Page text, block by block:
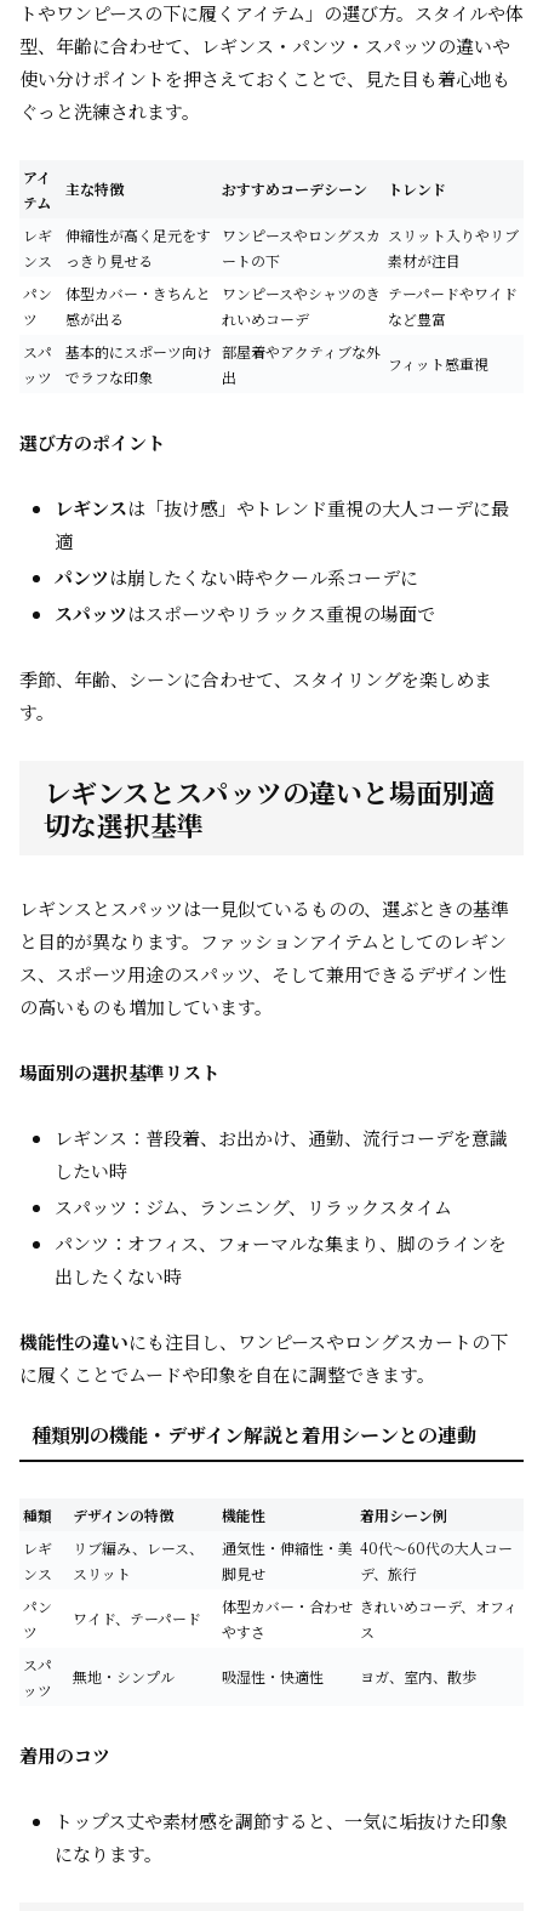
トやワンピースの下に履くアイテム」の選び方。スタイルや体
型、年齢に合わせて、レギンス・パンツ・スパッツの違いや
使い分けポイントを押さえておくことで、見た目も着心地も
ぐっと洗練されます。
アイ
テム
主な特徴 おすすめコーデシーン トレンド
レギ
ンス
伸縮性が高く足元をす
っきり見せる
ワンピースやロングスカ
ートの下
スリット入りやリブ
素材が注目
パン
ツ
体型カバー・きちんと
感が出る
ワンピースやシャツのき
れいめコーデ
テーパードやワイド
など豊富
スパ
ッツ
基本的にスポーツ向け
でラフな印象
部屋着やアクティブな外
出
フィット感重視
選び方のポイント
レギンスは「抜け感」やトレンド重視の大人コーデに最
適
パンツは崩したくない時やクール系コーデに
スパッツはスポーツやリラックス重視の場面で
季節、年齢、シーンに合わせて、スタイリングを楽しめま
す。
レギンスとスパッツの違いと場面別適
切な選択基準
レギンスとスパッツは一見似ているものの、選ぶときの基準
と目的が異なります。ファッションアイテムとしてのレギン
ス、スポーツ用途のスパッツ、そして兼用できるデザイン性
の高いものも増加しています。
場面別の選択基準リスト
レギンス：普段着、お出かけ、通勤、流行コーデを意識
したい時
スパッツ：ジム、ランニング、リラックスタイム
パンツ：オフィス、フォーマルな集まり、脚のラインを
出したくない時
機能性の違いにも注目し、ワンピースやロングスカートの下
に履くことでムードや印象を自在に調整できます。
種類別の機能・デザイン解説と着用シーンとの連動
種類 デザインの特徴 機能性
着用シーン例
レギ
ンス
リブ編み、レース、
スリット
通気性・伸縮性・美
脚見せ
40代～60代の大人コー
デ、旅行
パン
ツ
ワイド、テーパード
体型カバー・合わせ
やすさ
きれいめコーデ、オフィ
ス
スパ
ッツ
無地・シンプル 吸湿性・快適性 ヨガ、室内、散歩
着用のコツ
トップス丈や素材感を調節すると、一気に垢抜けた印象
になります。